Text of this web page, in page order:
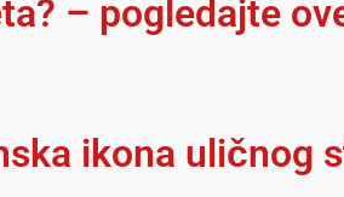
– pogledajte
ikona uličnog